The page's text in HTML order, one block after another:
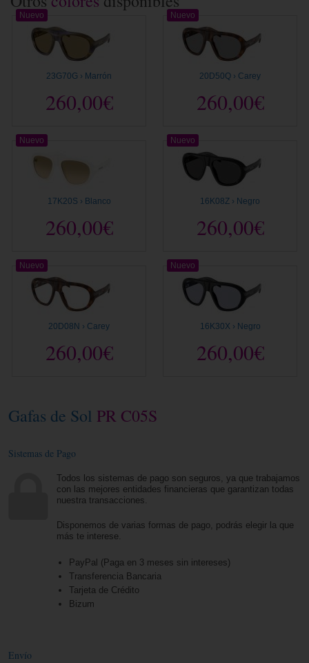
23G70G › Marrón
260,00€
Nuevo
20D50Q › Carey
260,00€
Nuevo
17K20S › Blanco
260,00€
Nuevo
16K08Z › Negro
260,00€
Nuevo
20D08N › Carey
260,00€
Nuevo
16K30X › Negro
260,00€
Nuevo
Gafas de Sol PR C05S
Sistemas de Pago
Todos los sistemas de pago son seguros, ya que trabajamos
con las mejores entidades financieras que garantizan todas
nuestra transacciones.
Disponemos de varias formas de pago, podrás elegir la que
más te interese.
PayPal (Paga en 3 meses sin intereses)
Transferencia Bancaria
Tarjeta de Crédito
Bizum
Envío